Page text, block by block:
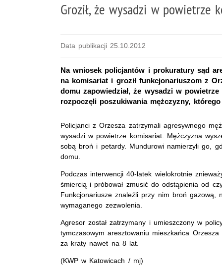
Groził, że wysadzi w powietrze
Data publikacji 25.10.2012
Na wniosek policjantów i prokuratury sąd
na komisariat i groził funkcjonariuszom z
domu zapowiedział, że wysadzi w
rozpoczęli poszukiwania mężczyzny,
Policjanci z Orzesza zatrzymali agresywnego
wysadzi w powietrze komisariat. Mężczyzna
sobą broń i petardy. Mundurowi namierzyli go,
domu.
Podczas interwencji 40-latek wielokrotnie
śmiercią i próbował zmusić do odstąpienia od
Funkcjonariusze znaleźli przy nim broń gazową,
wymaganego zezwolenia.
Agresor został zatrzymany i umieszczony w
tymczasowym aresztowaniu mieszkańca
za kraty nawet na 8 lat.
(KWP w Katowicach / mj)